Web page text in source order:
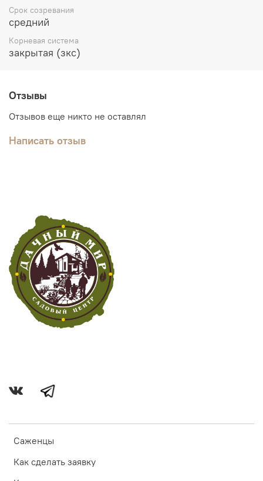
Срок созревания
средний
Корневая система
закрытая (зкс)
Отзывы
Отзывов еще никто не оставлял
Написать отзыв
Саженцы
Как сделать заявку